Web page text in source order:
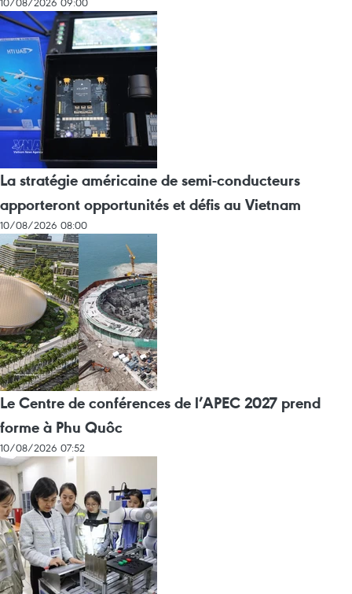
La stratégie américaine de semi-conducteurs
apporteront opportunités et défis au Vietnam
10/08/2026 08:00
Le Centre de conférences de l’APEC 2027 prend
forme à Phu Quôc
10/08/2026 07:52